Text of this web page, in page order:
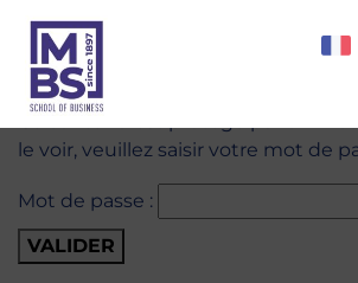
le voir, veuillez saisir votre mot de
Mot de passe :